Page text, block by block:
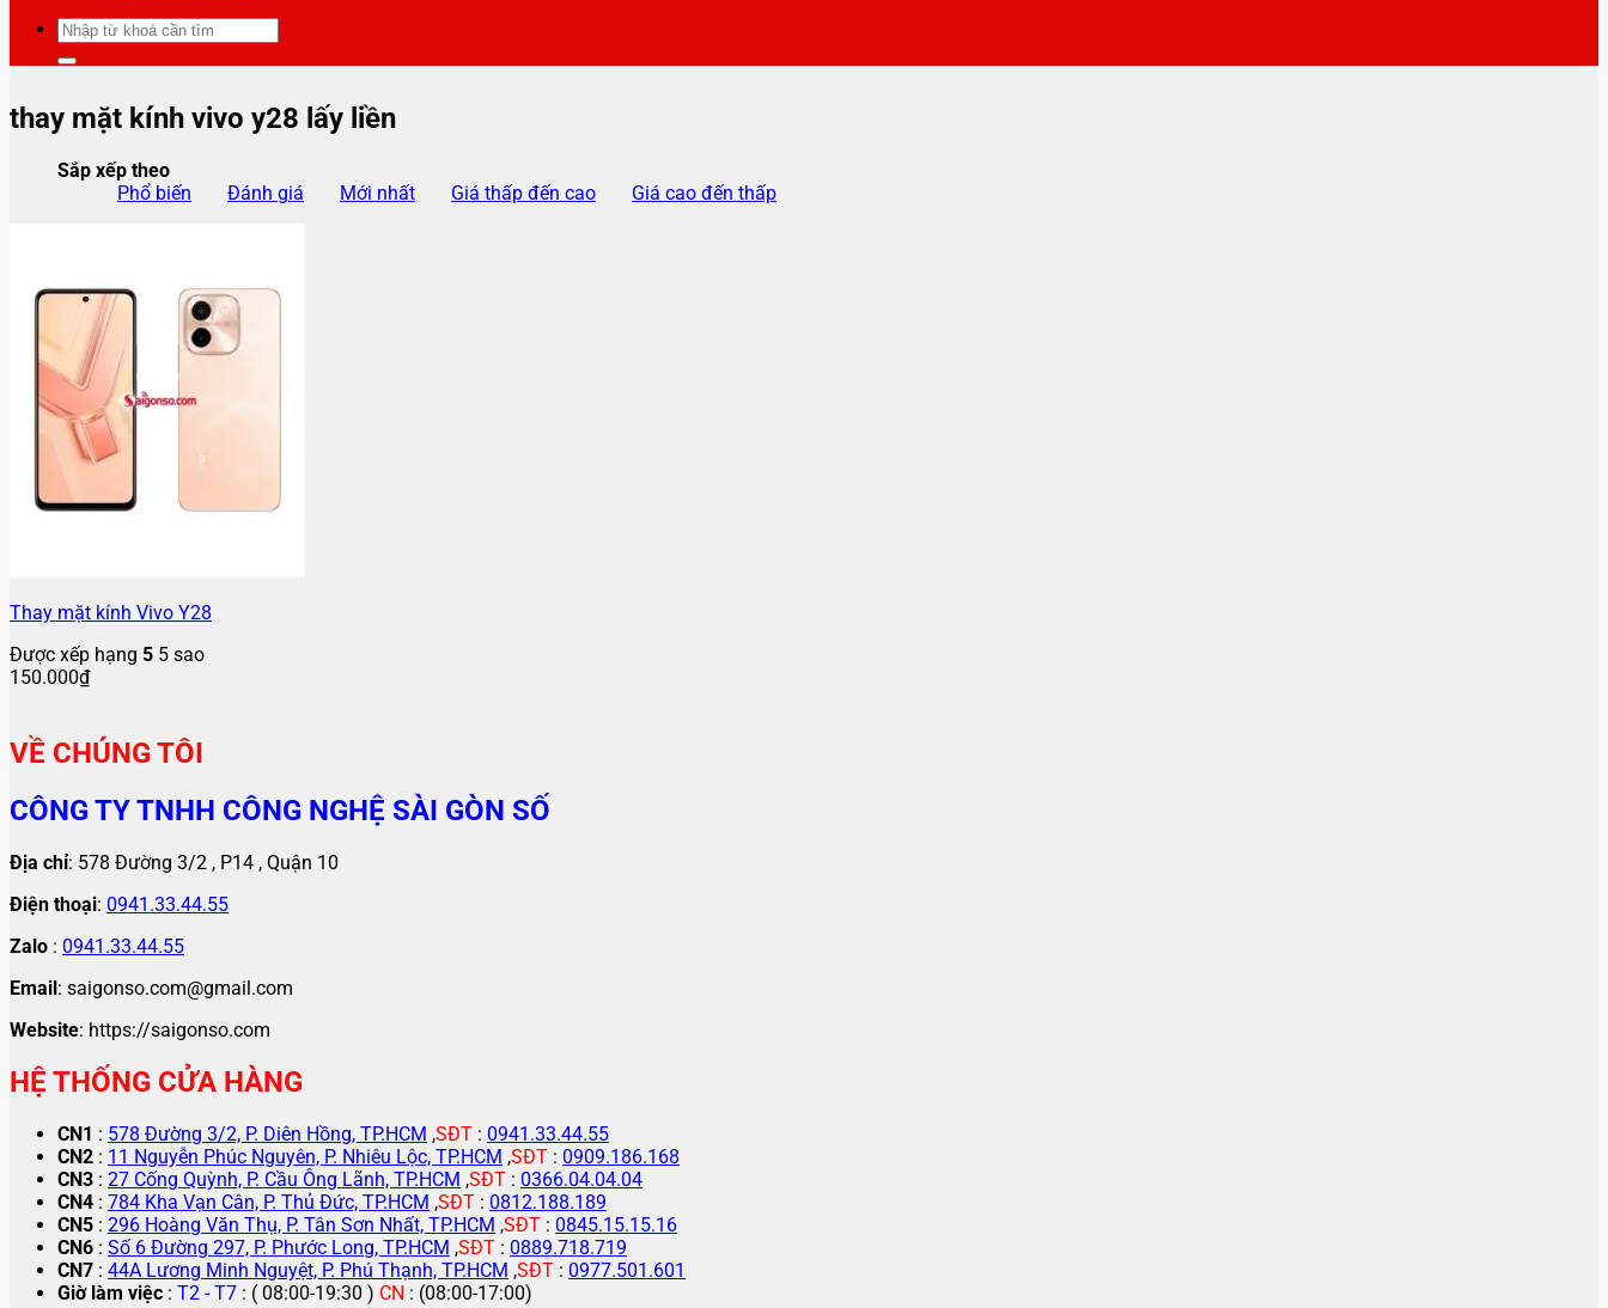
Tìm
kiếm:
thay mặt kính vivo y28 lấy liền
Sắp xếp theo
Phổ biến
Đánh giá Mới nhất Giá thấp đến cao Giá cao đến thấp
Thay mặt kính Vivo Y28
Được xếp hạng 5 5 sao
150.000₫
VỀ CHÚNG TÔI
CÔNG TY TNHH CÔNG NGHỆ SÀI GÒN SỐ
Địa chỉ: 578 Đường 3/2 , P14 , Quận 10
Điện thoại: 0941.33.44.55
Zalo : 0941.33.44.55
Email: saigonso.com@gmail.com
Website: https://saigonso.com
HỆ THỐNG CỬA HÀNG
CN1 : 578 Đường 3/2, P. Diên Hồng, TP.HCM ,SĐT : 0941.33.44.55
CN2 : 11 Nguyễn Phúc Nguyên, P. Nhiêu Lộc, TP.HCM ,SĐT : 0909.186.168
CN3 : 27 Cống Quỳnh, P. Cầu Ông Lãnh, TP.HCM ,SĐT : 0366.04.04.04
CN4 : 784 Kha Vạn Cân, P. Thủ Đức, TP.HCM ,SĐT : 0812.188.189
CN5 : 296 Hoàng Văn Thụ, P. Tân Sơn Nhất, TP.HCM ,SĐT : 0845.15.15.16
CN6 : Số 6 Đường 297, P. Phước Long, TP.HCM ,SĐT : 0889.718.719
CN7 : 44A Lương Minh Nguyệt, P. Phú Thạnh, TP.HCM ,SĐT : 0977.501.601
Giờ làm việc : T2 - T7 : ( 08:00-19:30 ) CN : (08:00-17:00)